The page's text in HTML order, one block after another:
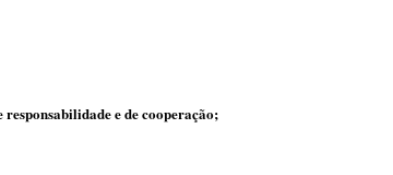
responsabilidade e de cooperação;